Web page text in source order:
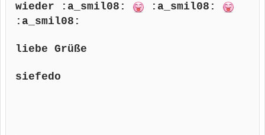
wieder :a_smil08:
:a_smil08:
:a_smil08:
liebe Grüße
siefedo